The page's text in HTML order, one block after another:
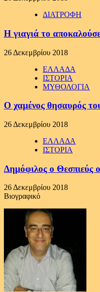
ΔΙΑΤΡΟΦΗ
Η γιαγιά το
26 Δεκεμβρίου 2018
ΕΛΛΑΔΑ
ΙΣΤΟΡΙΑ
ΜΥΘΟΛΟΓΙΑ
Ο χαμένος θησαυρός
26 Δεκεμβρίου 2018
ΕΛΛΑΔΑ
ΙΣΤΟΡΙΑ
Δημόφιλος ο Θεσπιεύς
26 Δεκεμβρίου 2018
Βιογραφικό